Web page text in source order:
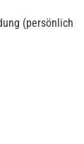
(persönlich